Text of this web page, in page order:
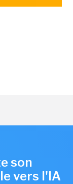
son
vers l'IA